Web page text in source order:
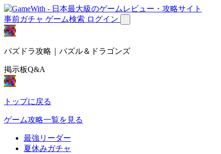
事前ガチャ ゲーム検索 ログイン
パズドラ攻略｜パズル＆ドラゴンズ
掲示板Q&A
トップに戻る
ゲーム攻略一覧を見る
最強リーダー
夏休みガチャ